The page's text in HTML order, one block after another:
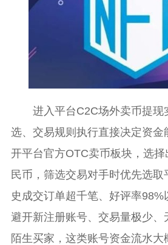
进入平台C2C场外卖币提现
选、交易规则执行直接决定资金
开平台官方OTC卖币板块，选择
民币，筛选交易对手时优先选
史成交订单超千笔、好评率98%
避开新注册账号、交易量极少、
陌生买家，这类账号资金流水